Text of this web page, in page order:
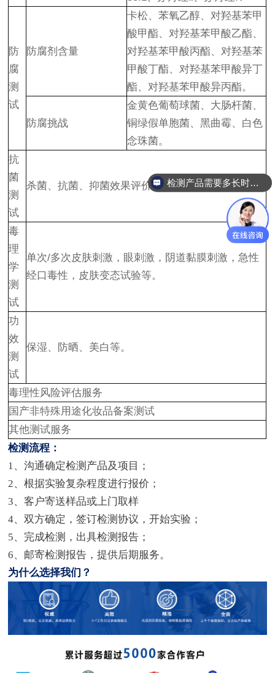
防
腐
测
试
防腐剂含量
卡松、苯氧乙醇、对羟基苯甲
酸甲酯、对羟基苯甲酸乙酯、
对羟基苯甲酸丙酯、对羟基苯
甲酸丁酯、对羟基苯甲酸异丁
酯、对羟基苯甲酸异丙酯。
防腐挑战
金黄色葡萄球菌、大肠杆菌、
铜绿假单胞菌、黑曲霉、白色
念珠菌。
抗
菌
测
试
杀菌、抗菌、抑菌效果评价。
毒
理
学
测
试
单次/多次皮肤刺激，眼刺激，阴道黏膜刺激，急性
经口毒性，皮肤变态试验等。
功
效
测
试
保湿、防晒、美白等。
毒理性风险评估服务
国产非特殊用途化妆品备案测试
其他测试服务
检测流程：
1、沟通确定检测产品及项目；
2、根据实验复杂程度进行报价；
3、客户寄送样品或上门取样
4、双方确定，签订检测协议，开始实验；
5、完成检测，出具检测报告；
6、邮寄检测报告，提供后期服务。
为什么选择我们？
检测产品需要多长时间？